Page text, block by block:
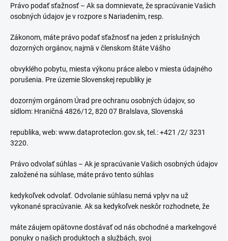
Právo podať sťažnosť – Ak sa domnievate, že spracúvanie Vašich
osobných údajov je v rozpore s Nariadením, resp.
Zákonom, máte právo podať sťažnosť na jeden z príslušných
dozorných orgánov, najmä v členskom štáte Vášho
obvyklého pobytu, miesta výkonu práce alebo v miesta údajného
porušenia. Pre územie Slovenskej republiky je
dozorným orgánom Úrad pre ochranu osobných údajov, so
sídlom: Hraničná 4826/12, 820 07 Bralslava, Slovenská
republika, web: www.dataproteclon.gov.sk, tel.: +421 /2/ 3231
3220.
Právo odvolať súhlas – Ak je spracúvanie Vašich osobných údajov
založené na súhlase, máte právo tento súhlas
kedykoľvek odvolať. Odvolanie súhlasu nemá vplyv na už
vykonané spracúvanie. Ak sa kedykoľvek neskôr rozhodnete, že
máte záujem opätovne dostávať od nás obchodné a markelngové
ponuky o našich produktoch a službách, svoj